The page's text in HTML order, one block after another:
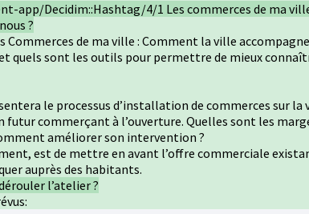
app/Decidim::Hashtag/4/1 Les commerces de ma
?
Commerces de ma ville : Comment la ville
quels sont les outils pour permettre de mieux
le processus d’installation de commerces sur la
futur commerçant à l’ouverture. Quelles sont les
améliorer son intervention ?
est de mettre en avant l’offre commerciale
auprès des habitants.
l’atelier ?